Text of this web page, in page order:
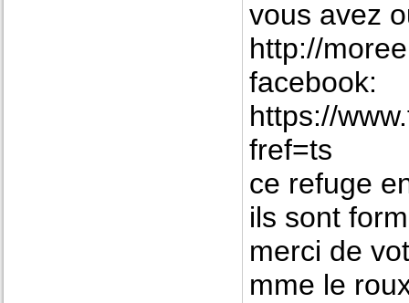
vous avez
http://
facebook:
https://
fref=ts
ce refuge
ils sont
merci de
mme le